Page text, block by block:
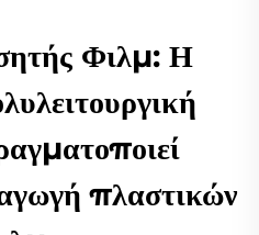
Φιλμ: Η
πλαστικών